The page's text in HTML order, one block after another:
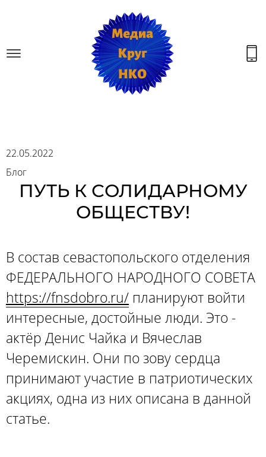
22.05.2022
Блог
ПУТЬ К СОЛИДАРНОМУ
ОБЩЕСТВУ!
В состав севастопольского отделения
ФЕДЕРАЛЬНОГО НАРОДНОГО СОВЕТА
https://fnsdobro.ru/ планируют войти
интересные, достойные люди. Это -
актёр Денис Чайка и Вячеслав
Черемискин. Они по зову сердца
принимают участие в патриотических
акциях, одна из них описана в данной
статье.